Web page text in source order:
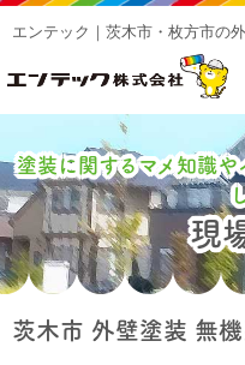
エンテック｜茨木市・枚方市の
塗装に関するマメ知識
現
茨木市 外壁塗装 無